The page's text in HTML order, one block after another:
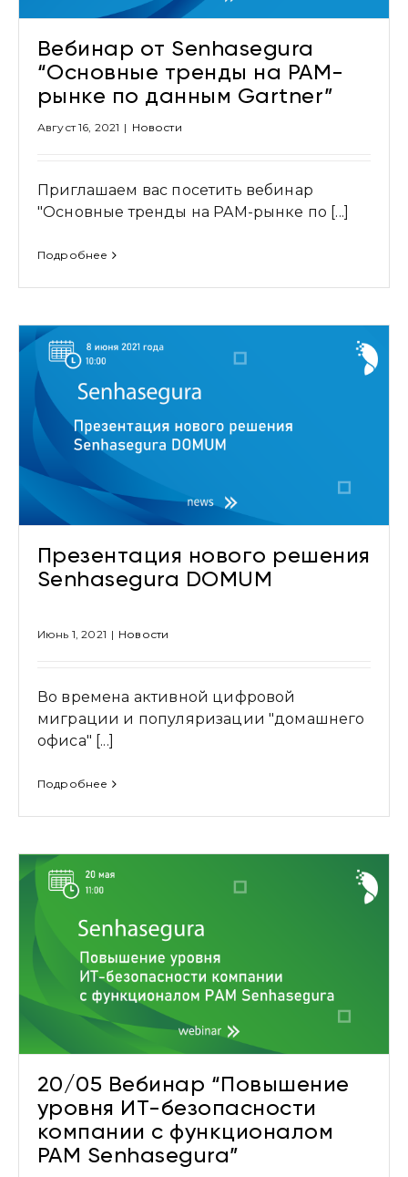
Вебинар от Senhasegura
“Основные тренды на PAM-
рынке по данным Gartner”
Август 16, 2021 | Новости
Приглашаем вас посетить вебинар
"Основные тренды на PAM-рынке по [...]
Подробнее
Презентация нового решения
Senhasegura DOMUM
Июнь 1, 2021 | Новости
Во времена активной цифровой
миграции и популяризации "домашнего
офиса" [...]
Подробнее
20/05 Вебинар “Повышение
уровня ИТ-безопасности
компании с функционалом
PAM Senhasegura”
Привіт 👋, чим тобі допомогти?
Надіслати повідомлення